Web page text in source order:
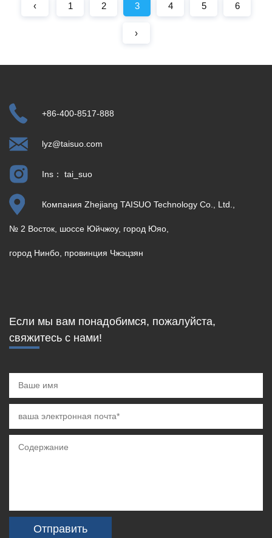
‹ 1 2 3 4 5 6
›
+86-400-8517-888
lyz@taisuo.com
Ins： tai_suo
Компания Zhejiang TAISUO Technology Co., Ltd.,
№ 2 Восток, шоссе Юйчжоу, город Юяо,
город Нинбо, провинция Чжэцзян
Если мы вам понадобимся, пожалуйста,
свяжитесь с нами!
Отправить